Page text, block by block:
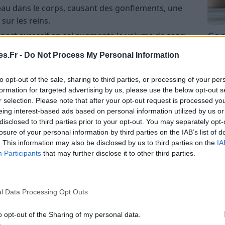
- Do Not Process My Personal Information
opt-out of the sale, sharing to third parties, or processing of your
for targeted advertising by us, please use the below opt-out
selection. Please note that after your opt-out request is processed
interest-based ads based on personal information utilized by us
to third parties prior to your opt-out. You may separately
of your personal information by third parties on the IAB’s list of
This information may also be disclosed by us to third parties on the
Participants that may further disclose it to other third parties.
Data Processing Opt Outs
opt-out of the Sharing of my personal data.
dans le corps, causant des gonflements, une
les reins.
excessif en sel augmente le volume de sang,
vaisseaux sanguins. Cela augmente la pression
peut conduire à l’hypertension, un facteur de
sur le point précédent, l’hypertension est une
d’accidents vasculaires cérébraux (AVC) et
sur la consommation de sel
l’OMS
, recommandent une consommation de
environ une cuillère à café)
âge et leurs besoins énergétiques.
Tri
du